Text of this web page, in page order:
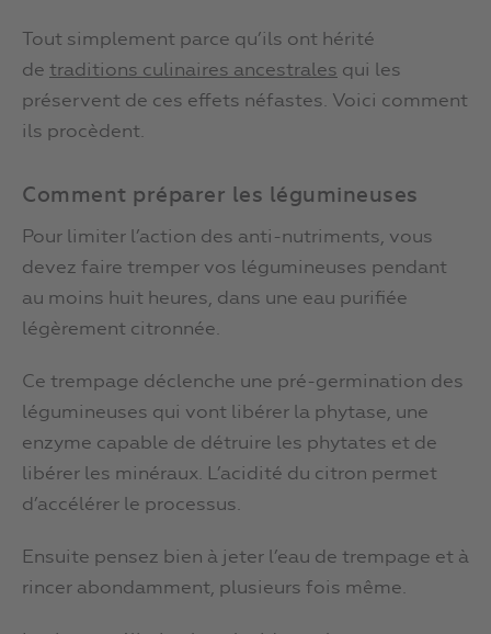
Tout simplement parce qu’ils ont hérité
de traditions culinaires ancestrales qui les
préservent de ces effets néfastes. Voici comment
ils procèdent.
Comment préparer les légumineuses
Pour limiter l’action des anti-nutriments, vous
devez faire tremper vos légumineuses pendant
au moins huit heures, dans une eau purifiée
légèrement citronnée.
Ce trempage déclenche une pré-germination des
légumineuses qui vont libérer la phytase, une
enzyme capable de détruire les phytates et de
libérer les minéraux. L’acidité du citron permet
d’accélérer le processus.
Ensuite pensez bien à jeter l’eau de trempage et à
rincer abondamment, plusieurs fois même.